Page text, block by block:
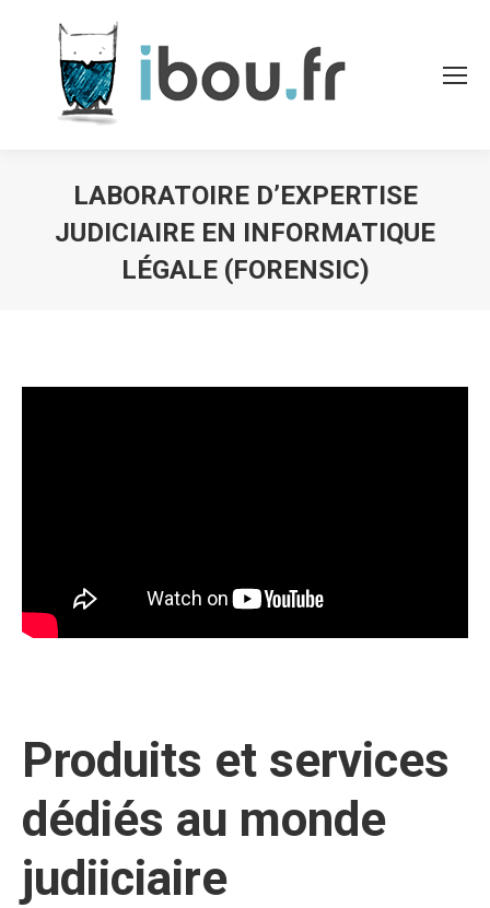
LABORATOIRE D’EXPERTISE
JUDICIAIRE EN INFORMATIQUE
LÉGALE (FORENSIC)
Produits et services
dédiés au monde
judiiciaire